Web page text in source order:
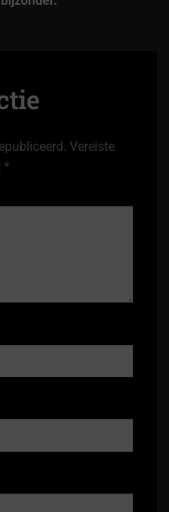
Vereiste
*